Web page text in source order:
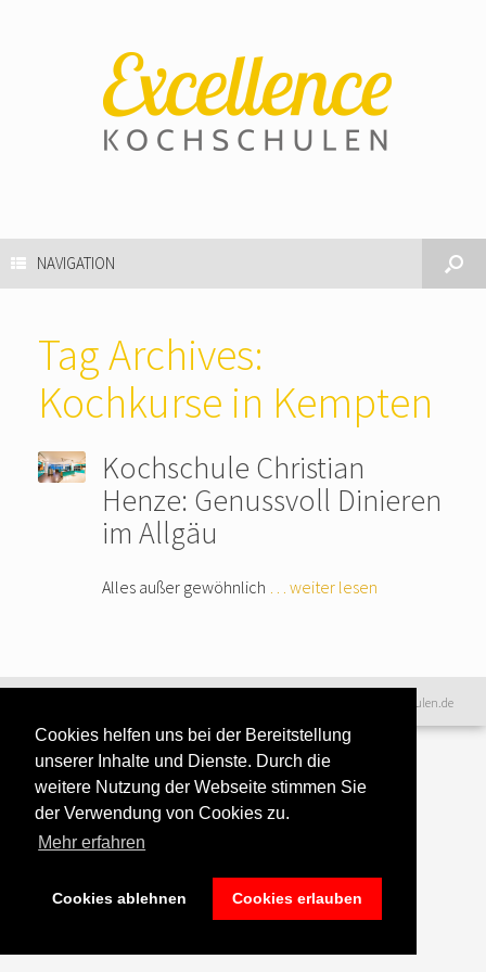
Cookies helfen uns bei der Bereitstellung
unserer Inhalte und Dienste. Durch die
weitere Nutzung der Webseite stimmen Sie
der Verwendung von Cookies zu.
Mehr erfahren
Cookies ablehnen Cookies erlauben
NAVIGATION
Tag Archives:
Kochkurse in Kempten
Kochschule Christian
Henze: Genussvoll Dinieren
im Allgäu
Alles außer gewöhnlich … weiter lesen
Haftungsausschluss|Impressum &
Bildnachweise
©2016 www.excellence-kochschulen.de